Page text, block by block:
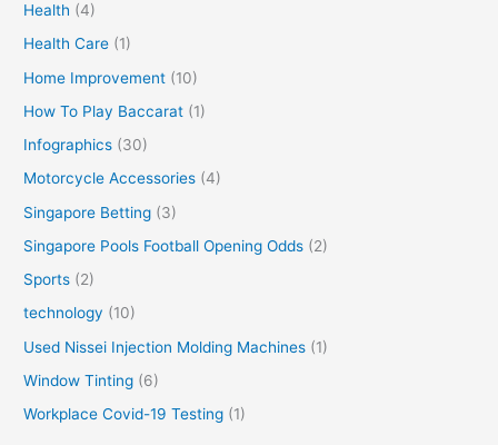
Health (4)
Health Care (1)
Home Improvement (10)
How To Play Baccarat (1)
Infographics (30)
Motorcycle Accessories (4)
Singapore Betting (3)
Singapore Pools Football Opening Odds (2)
Sports (2)
technology (10)
Used Nissei Injection Molding Machines (1)
Window Tinting (6)
Workplace Covid-19 Testing (1)